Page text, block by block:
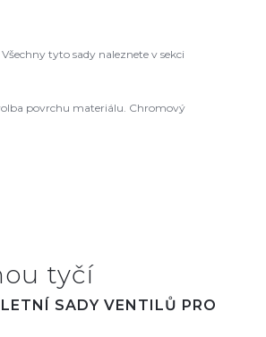
tyto sady naleznete v sekci
povrchu materiálu. Chromový
tyčí
SADY VENTILŮ PRO